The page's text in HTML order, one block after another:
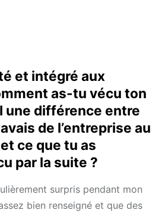
et intégré aux
as-tu vécu ton
une différence entre
de l’entreprise au
ce que tu as
par la suite ?
surpris pendant mon
bien renseigné et que des